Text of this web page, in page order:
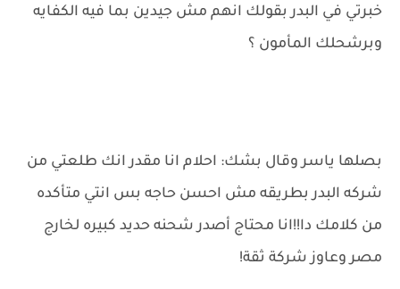
خبرتي في البدر بقولك انهم مش جيدين بما فيه الكفايه
وبرشحلك المأمون ؟
بصلها ياسر وقال بشك: احلام انا مقدر انك طلعتي من
شركه البدر بطريقه مش احسن حاجه بس انتي متأكده
من كلامك دا!!انا محتاج أصدر شحنه حديد كبيره لخارج
مصر وعاوز شركة ثقة!